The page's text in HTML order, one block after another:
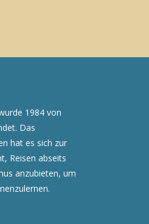
1984 von
Das
hat es sich zur
Reisen abseits
anzubieten, um